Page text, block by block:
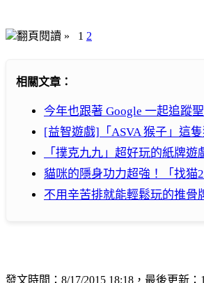
翻頁閱讀 » 1 2
相關文章：
今年也跟著 Google 一起追蹤
[益智遊戲]「ASVA 猴子」這
「撲克九九」超好玩的紙牌遊
貓咪的隱身功力超強！「找猫
不用辛苦排就能輕鬆玩的推骨
發文時間：8/17/2015 18:18，最後更新：